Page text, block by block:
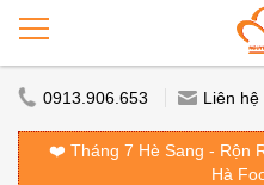
0913.906.653 Liên hệ
❤️ Tháng 7 Hè Sang - Rộn
Hà